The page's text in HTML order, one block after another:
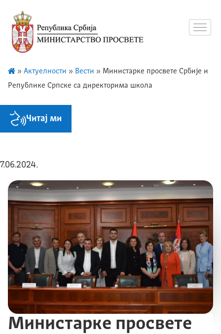
» Актуелности » Вести » Министарке просвете Србије и
Републике Српске са директорима школа
Читај ми
7.06.2024.
Министарке просвете